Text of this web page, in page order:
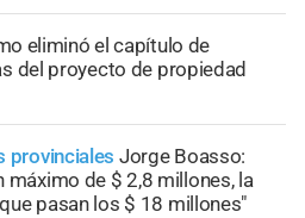
eliminó el capítulo de
del proyecto de propiedad
provinciales Jorge Boasso:
máximo de $ 2,8 millones, la
pasan los $ 18 millones"